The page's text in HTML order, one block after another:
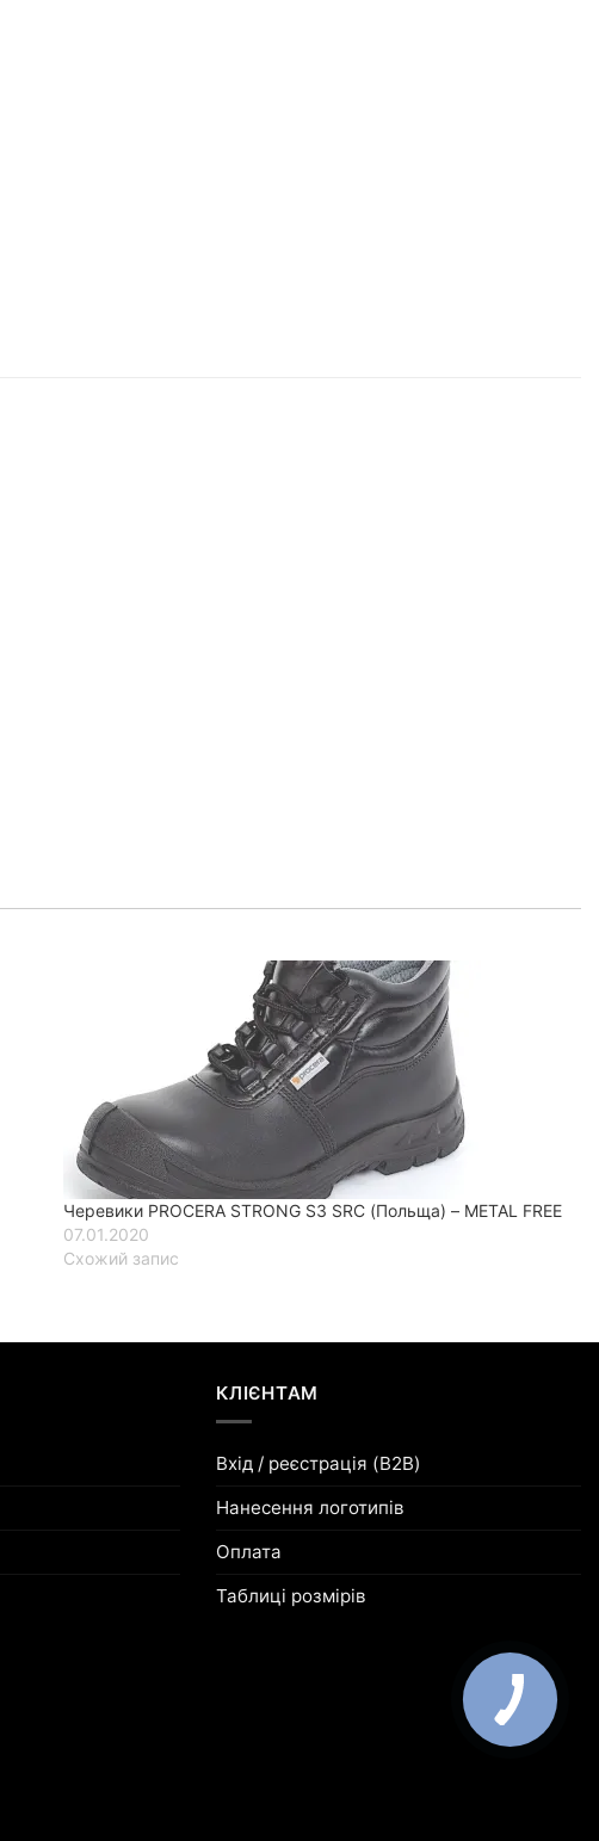
Черевики PROCERA STRONG S3 SRC (Польща) – METAL FREE
07.01.2020
Схожий запис
КЛІЄНТАМ
Вхід / реєстрація (B2B)
Нанесення логотипів
Оплата
Таблиці розмірів